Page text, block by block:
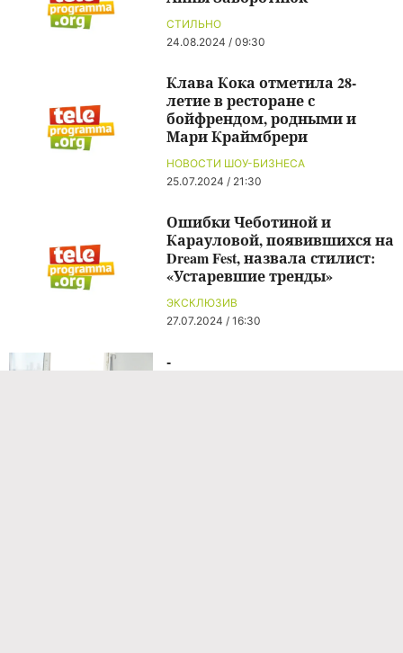
СТИЛЬНО
24.08.2024 / 09:30
НОВОСТИ ШОУ-БИЗНЕСА
25.07.2024 / 21:30
Клава Кока отметила 28-
летие в ресторане с
бойфрендом, родными и
Мари Краймбрери
ЭКСКЛЮЗИВ
27.07.2024 / 16:30
Ошибки Чеботиной и
Карауловой, появившихся на
Dream Fest, назвала стилист:
«Устаревшие тренды»
-